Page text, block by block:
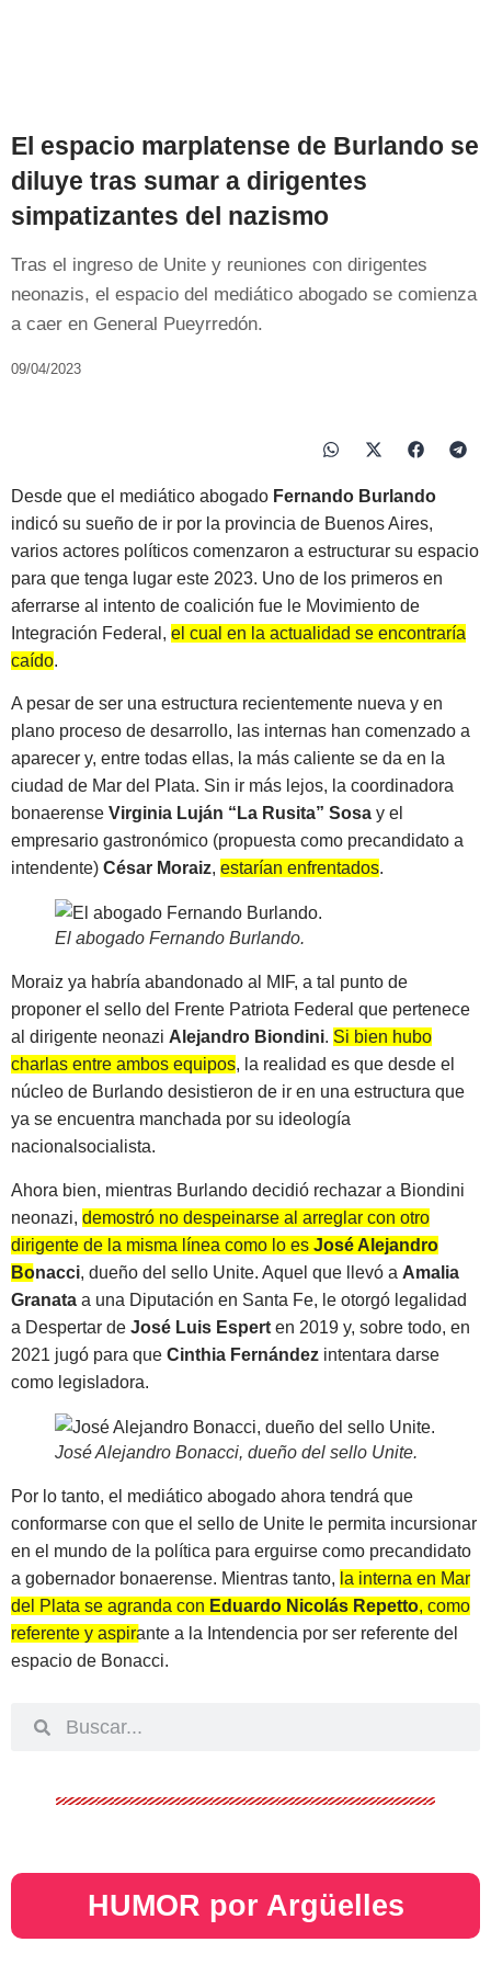
El espacio marplatense de Burlando se
diluye tras sumar a dirigentes
simpatizantes del nazismo
Tras el ingreso de Unite y reuniones con dirigentes
neonazis, el espacio del mediático abogado se comienza
a caer en General Pueyrredón.
09/04/2023
Desde que el mediático abogado Fernando Burlando
indicó su sueño de ir por la provincia de Buenos Aires,
varios actores políticos comenzaron a estructurar su espacio
para que tenga lugar este 2023. Uno de los primeros en
aferrarse al intento de coalición fue le Movimiento de
Integración Federal, el cual en la actualidad se encontraría
caído.
A pesar de ser una estructura recientemente nueva y en
plano proceso de desarrollo, las internas han comenzado a
aparecer y, entre todas ellas, la más caliente se da en la
ciudad de Mar del Plata. Sin ir más lejos, la coordinadora
bonaerense Virginia Luján “La Rusita” Sosa y el
empresario gastronómico (propuesta como precandidato a
intendente) César Moraiz, estarían enfrentados.
El abogado Fernando Burlando.
Moraiz ya habría abandonado al MIF, a tal punto de
proponer el sello del Frente Patriota Federal que pertenece
al dirigente neonazi Alejandro Biondini. Si bien hubo
charlas entre ambos equipos, la realidad es que desde el
núcleo de Burlando desistieron de ir en una estructura que
ya se encuentra manchada por su ideología
nacionalsocialista.
Ahora bien, mientras Burlando decidió rechazar a Biondini
neonazi, demostró no despeinarse al arreglar con otro
dirigente de la misma línea como lo es José Alejandro
Bonacci, dueño del sello Unite. Aquel que llevó a Amalia
Granata a una Diputación en Santa Fe, le otorgó legalidad
a Despertar de José Luis Espert en 2019 y, sobre todo, en
2021 jugó para que Cinthia Fernández intentara darse
como legisladora.
José Alejandro Bonacci, dueño del sello Unite.
Por lo tanto, el mediático abogado ahora tendrá que
conformarse con que el sello de Unite le permita incursionar
en el mundo de la política para erguirse como precandidato
a gobernador bonaerense. Mientras tanto, la interna en Mar
del Plata se agranda con Eduardo Nicolás Repetto, como
referente y aspirante a la Intendencia por ser referente del
espacio de Bonacci.
HUMOR por Argüelles​